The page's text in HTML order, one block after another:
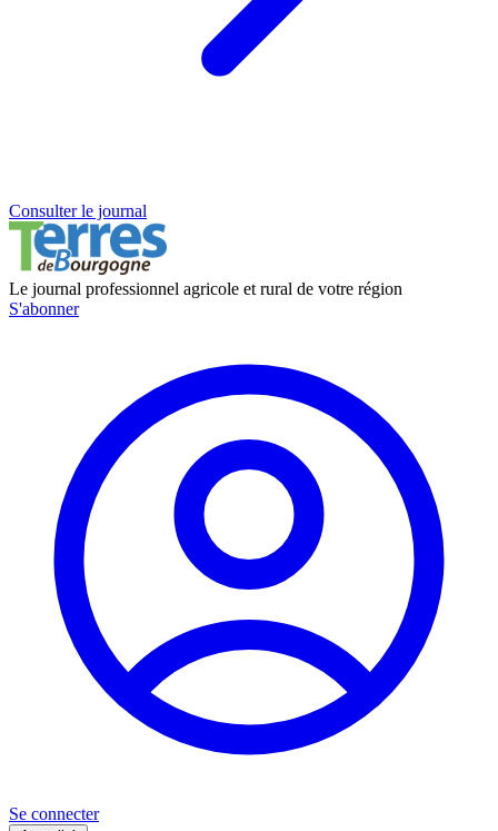
Consulter le journal
Le journal professionnel agricole et rural de votre région
S'abonner
Se connecter